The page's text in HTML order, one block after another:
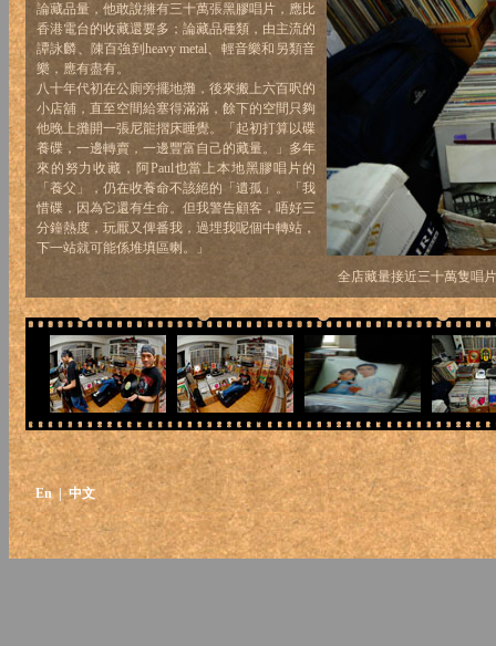
論藏品量，他敢說擁有三十萬張黑膠唱片，應比
香港電台的收藏還要多；論藏品種類，由主流的
譚詠麟、陳百強到heavy metal、輕音樂和另類音
樂，應有盡有。
八十年代初在公廁旁擺地攤，後來搬上六百呎的
小店舖，直至空間給塞得滿滿，餘下的空間只夠
他晚上攤開一張尼龍摺床睡覺。「起初打算以碟
養碟，一邊轉賣，一邊豐富自己的藏量。」多年
來的努力收藏，阿Paul也當上本地黑膠唱片的
「養父」，仍在收養命不該絕的「遺孤」。「我
惜碟，因為它還有生命。但我警告顧客，唔好三
分鐘熱度，玩厭又俾番我，過埋我呢個中轉站，
下一站就可能係堆填區喇。」
全店藏量接近三十萬隻唱
En| 中文